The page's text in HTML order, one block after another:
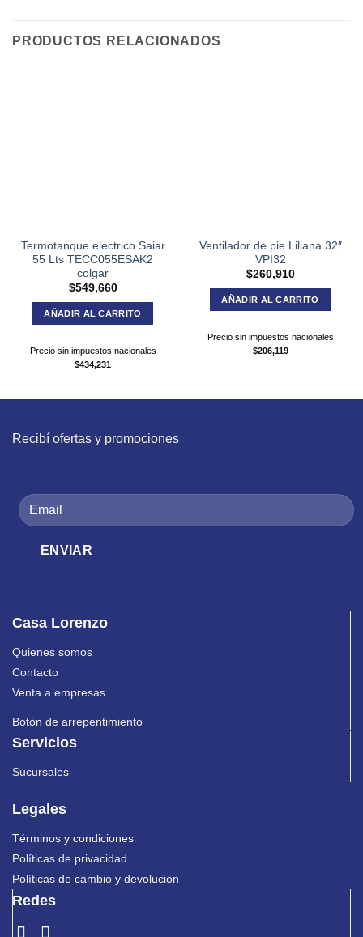
PRODUCTOS RELACIONADOS
Termotanque electrico Saiar
55 Lts TECC055ESAK2
colgar
$549,660
AÑADIR AL CARRITO
Precio sin impuestos nacionales
$434,231
Ventilador de pie Liliana 32″
VPI32
$260,910
AÑADIR AL CARRITO
Precio sin impuestos nacionales
$206,119
Recibí ofertas y promociones
Casa Lorenzo
Quienes somos
Contacto
Venta a empresas
Botón de arrepentimiento
Servicios
Sucursales
Legales
Términos y condiciones
Políticas de privacidad
Políticas de cambio y devolución
Redes